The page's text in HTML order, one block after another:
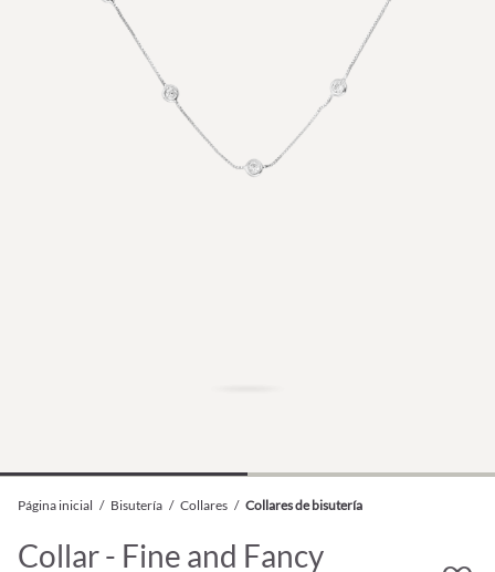
Página inicial / Bisutería / Collares / Collares de bisutería
Collar - Fine and Fancy